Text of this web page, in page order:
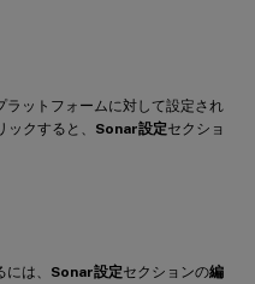
ラットフォームに対して設定され
クすると、 Sonar設定セクショ
は、 Sonar設定セクションの編